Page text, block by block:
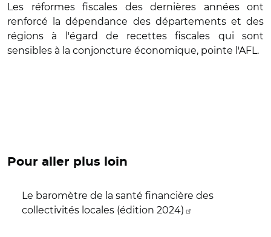
Les réformes fiscales des dernières années ont
renforcé la dépendance des départements et des
régions à l'égard de recettes fiscales qui sont
sensibles à la conjoncture économique, pointe l'AFL.
Pour aller plus loin
Le baromètre de la santé financière des
collectivités locales (édition 2024)